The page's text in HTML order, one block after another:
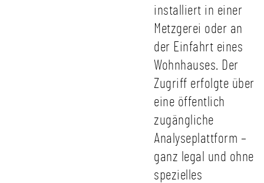
installiert in einer
Metzgerei oder an
der Einfahrt eines
Wohnhauses. Der
Zugriff erfolgte über
eine öffentlich
zugängliche
Analyseplattform –
ganz legal und ohne
spezielles